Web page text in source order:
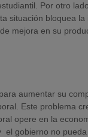
Por otro
situación bloquea la
mejora en su
aumentar su
Este problema
opere en la
gobierno no